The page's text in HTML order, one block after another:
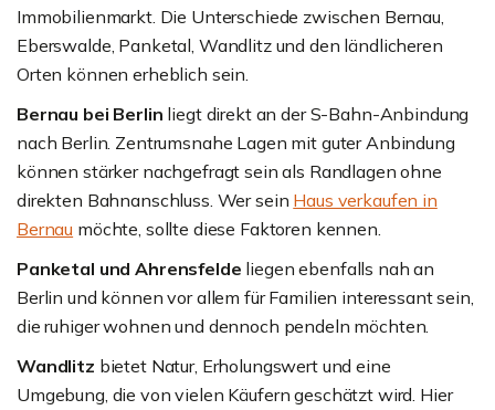
Immobilienmarkt. Die Unterschiede zwischen Bernau,
Eberswalde, Panketal, Wandlitz und den ländlicheren
Orten können erheblich sein.
Bernau bei Berlin liegt direkt an der S-Bahn-Anbindung
nach Berlin. Zentrumsnahe Lagen mit guter Anbindung
können stärker nachgefragt sein als Randlagen ohne
direkten Bahnanschluss. Wer sein Haus verkaufen in
Bernau möchte, sollte diese Faktoren kennen.
Panketal und Ahrensfelde liegen ebenfalls nah an
Berlin und können vor allem für Familien interessant sein,
die ruhiger wohnen und dennoch pendeln möchten.
Wandlitz bietet Natur, Erholungswert und eine
Umgebung, die von vielen Käufern geschätzt wird. Hier